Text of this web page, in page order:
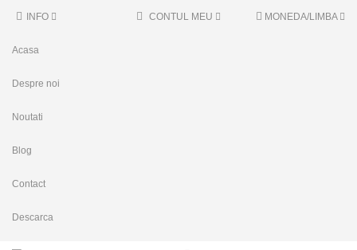
INFO
Acasa
Despre noi
Noutati
Blog
Contact
Descarca
MONEDA/LIMBA
CONTUL MEU